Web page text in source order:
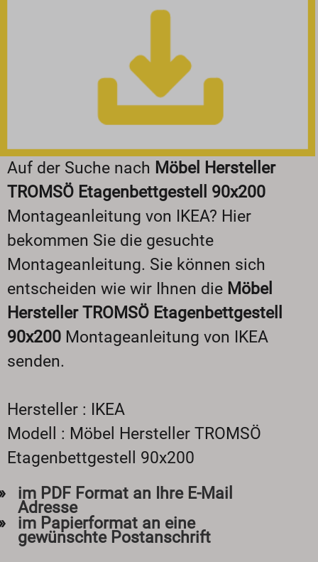
Auf der Suche nach Möbel Hersteller
TROMSÖ Etagenbettgestell 90x200
Montageanleitung von IKEA? Hier
bekommen Sie die gesuchte
Montageanleitung. Sie können sich
entscheiden wie wir Ihnen die Möbel
Hersteller TROMSÖ Etagenbettgestell
90x200 Montageanleitung von IKEA
senden.
Hersteller : IKEA
Modell : Möbel Hersteller TROMSÖ
Etagenbettgestell 90x200
im PDF Format an Ihre E-Mail
Adresse
im Papierformat an eine
gewünschte Postanschrift